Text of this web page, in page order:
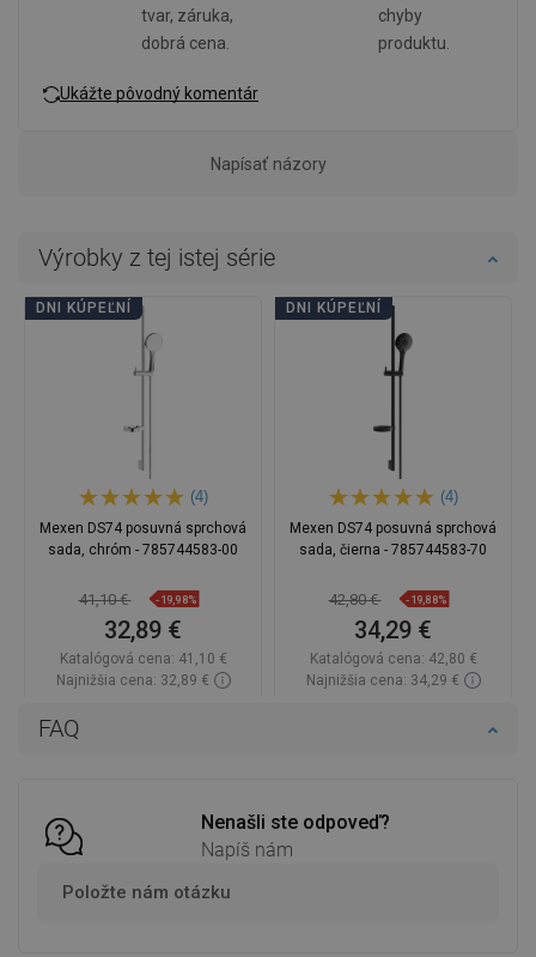
FAQ
Nenašli ste odpoveď?
Napíš nám
Položte nám otázku
tvar, záruka,
dobrá cena.
chyby
produktu.
Ukážte pôvodný komentár
Napísať názory
Výrobky z tej istej série
DNI KÚPEĽNÍ
(4)
Mexen DS74 posuvná sprchová
sada, chróm - 785744583-00
41,10 € -19,98%
32,89 €
Katalógová cena: 41,10 €
Najnižšia cena: 32,89 €
DNI KÚPEĽNÍ
(4)
Mexen DS74 posuvná sprchová
sada, čierna - 785744583-70
42,80 € -19,88%
34,29 €
Katalógová cena: 42,80 €
Najnižšia cena: 34,29 €